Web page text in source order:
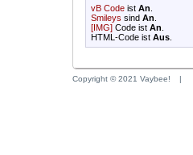
vB Code ist An
Smileys sind An
[IMG] Code ist An
HTML-Code ist Aus
Copyright © 2021 Vaybee! |